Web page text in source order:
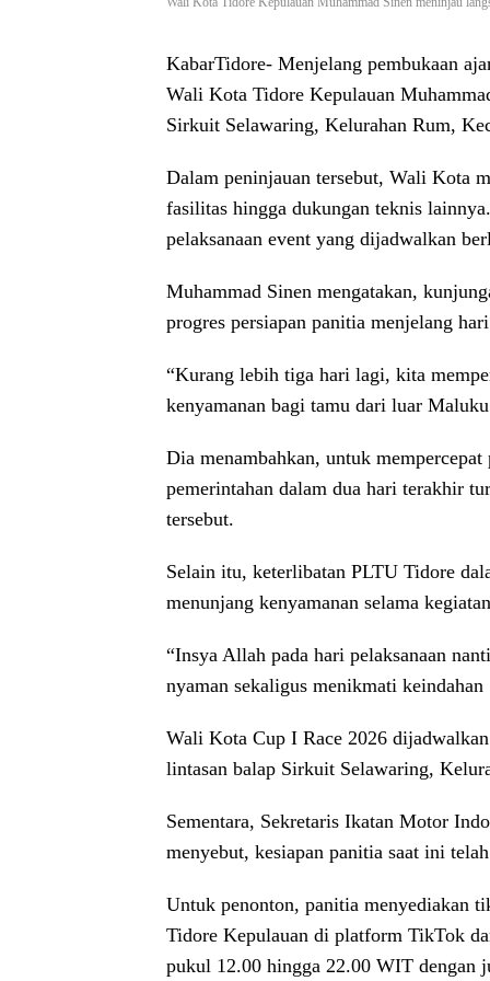
KabarTidore- Menjelang pembukaan
Wali Kota Tidore Kepulauan
Sirkuit Selawaring, Kelurahan Rum,
Dalam peninjauan tersebut, Wali Kota
fasilitas hingga dukungan teknis
pelaksanaan event yang dijadwalkan
Muhammad Sinen mengatakan,
progres persiapan panitia menjelang
“Kurang lebih tiga hari lagi, kita
kenyamanan bagi tamu dari luar
Dia menambahkan, untuk
pemerintahan dalam dua hari terakhir
tersebut.
Selain itu, keterlibatan PLTU Tidore
menunjang kenyamanan selama
“Insya Allah pada hari pelaksanaan
nyaman sekaligus menikmati
Wali Kota Cup I Race 2026
lintasan balap Sirkuit Selawaring,
Sementara, Sekretaris Ikatan Motor
menyebut, kesiapan panitia saat ini
Untuk penonton, panitia menyediakan
Tidore Kepulauan di platform TikTok
pukul 12.00 hingga 22.00 WIT dengan